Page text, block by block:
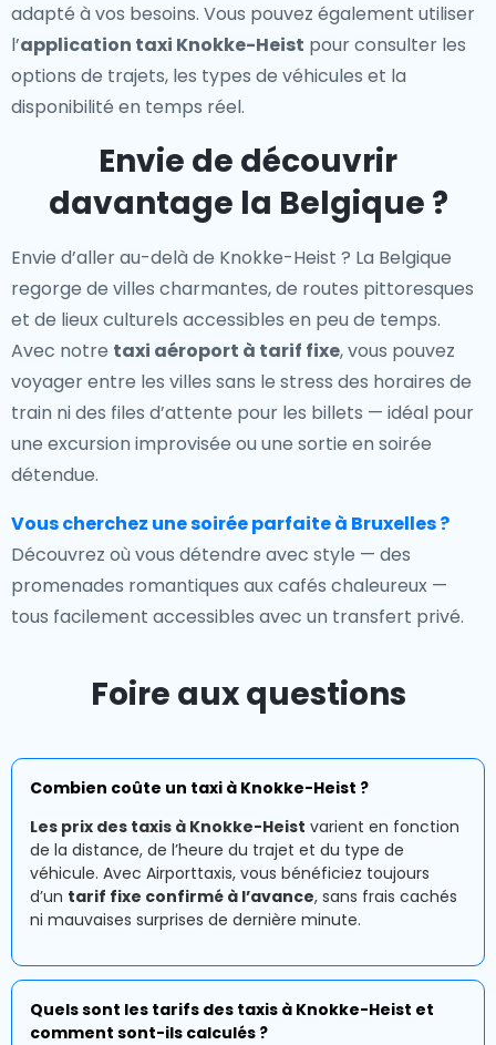
adapté à vos besoins. Vous pouvez également utiliser
l’application taxi Knokke-Heist pour consulter les
options de trajets, les types de véhicules et la
disponibilité en temps réel.
Envie de découvrir
davantage la Belgique ?
Envie d’aller au-delà de Knokke-Heist ? La Belgique
regorge de villes charmantes, de routes pittoresques
et de lieux culturels accessibles en peu de temps.
Avec notre taxi aéroport à tarif fixe, vous pouvez
voyager entre les villes sans le stress des horaires de
train ni des files d’attente pour les billets — idéal pour
une excursion improvisée ou une sortie en soirée
détendue.
Vous cherchez une soirée parfaite à Bruxelles ?
Découvrez où vous détendre avec style — des
promenades romantiques aux cafés chaleureux —
tous facilement accessibles avec un transfert privé.
Foire aux questions
Combien coûte un taxi à Knokke-Heist ?
Les prix des taxis à Knokke-Heist varient en fonction
de la distance, de l’heure du trajet et du type de
véhicule. Avec Airporttaxis, vous bénéficiez toujours
d’un tarif fixe confirmé à l’avance, sans frais cachés
ni mauvaises surprises de dernière minute.
Quels sont les tarifs des taxis à Knokke-Heist et
comment sont-ils calculés ?